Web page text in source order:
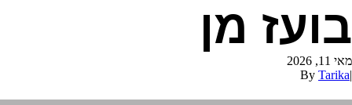
בועז מן
מאי 11, 2026
|
By Tarika